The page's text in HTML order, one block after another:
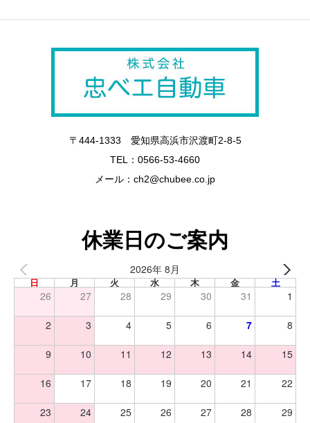
〒444-1333 愛知県高浜市沢渡町2-8-5
TEL：0566-53-4660
メール：ch2@chubee.co.jp
休業日のご案内
2026年 8月
日 月 火 水 木 金 土
26 27 28 29 30 31 1
2 3 4 5 6 7 8
9 10 11 12 13 14 15
16 17 18 19 20 21 22
23 24 25 26 27 28 29